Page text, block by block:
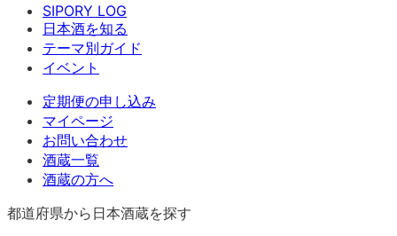
SIPORY LOG
日本酒を知る
テーマ別ガイド
イベント
定期便の申し込み
マイページ
お問い合わせ
酒蔵一覧
酒蔵の方へ
都道府県から日本酒蔵を探す